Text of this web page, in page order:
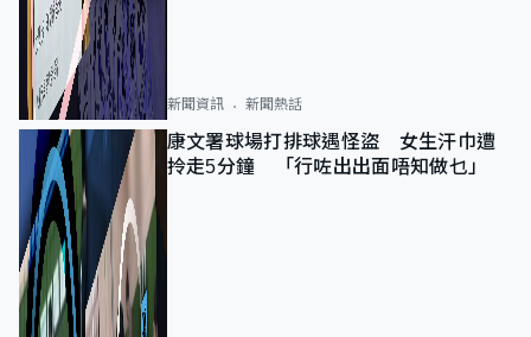
新聞資訊 新聞熱話
康文署球場打排球遇怪盜 女生汗巾遭
拎走5分鐘 「行咗出出面唔知做乜」